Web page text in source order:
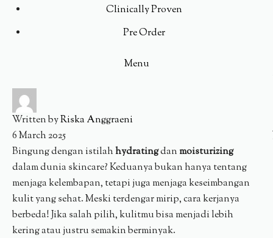
Clinically Proven
Pre Order
Menu
Written byRiska Anggraeni
6 March 2025
Bingung dengan istilahhydratingdanmoisturizing
dalam dunia skincare? Keduanya bukan hanya tentang
menjaga kelembapan, tetapi juga menjaga keseimbangan
kulit yang sehat. Meski terdengar mirip, cara kerjanya
berbeda! Jika salah pilih, kulitmu bisa menjadi lebih
kering atau justru semakin berminyak.